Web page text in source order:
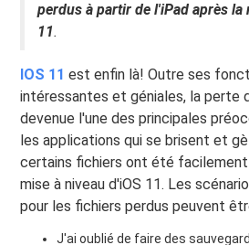
perdus à partir de l'iPad après la
11.
IOS 11 est enfin là! Outre ses
intéressantes et géniales, la perte
devenue l'une des principales
les applications qui se brisent et
certains fichiers ont été facilement
mise à niveau d'iOS 11. Les
pour les fichiers perdus peuvent
J'ai oublié de faire des